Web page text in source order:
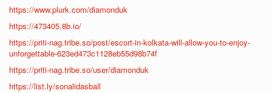
https://www.plurk.com/diamonduk
https://473405.8b.io/
https://priti-nag.tribe.so/post/escort-in-kolkata-will-allow-you-to-enjoy-
unforgettable-623ed473c1128eb55d98b74f
https://priti-nag.tribe.so/user/diamonduk
https://list.ly/sonalidasball